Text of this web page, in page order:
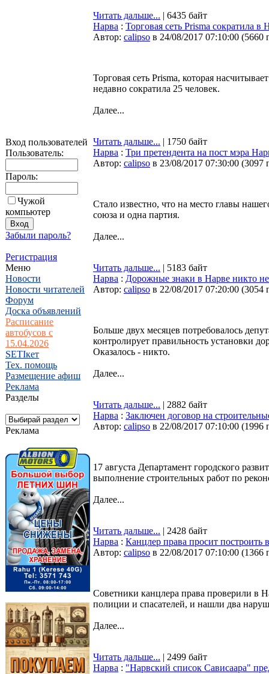
Вход пользователей
Пользователь:
Пароль:
Чужой
компьютер
Забыли пароль?
Регистрация
Меню
Новости
Новости читателей
Форум
Доска объявлений
Расписание
автобусов с
15.04.2026
SETIкет
Тех. помощь
Размещение афиш
Реклама
Разделы
Реклама
Читать дальше... | 6435 байт
Нарва : Торговая сеть Prisma сократила в
Автор: calipso в 24/08/2017 07:10:00 (5660
Торговая сеть Prisma, которая
недавно сократила 25 человек.
Далее...
Читать дальше... | 1750 байт
Нарва : Три претендента на пост мэра
Автор: calipso в 23/08/2017 07:30:00 (3097
Стало известно, что на место главы
союза и одна партия.
Далее...
Читать дальше... | 5183 байт
Нарва : Дорожные знаки в Нарве никто
Автор: calipso в 22/08/2017 07:20:00 (3054
Больше двух месяцев потребовалось
контролирует правильность установки
Оказалось - никто.
Далее...
Читать дальше... | 2882 байт
Нарва : Заключен договор на
Автор: calipso в 22/08/2017 07:10:00 (1996
17 августа Департамент городского
выполнение строительных работ по
Далее...
Читать дальше... | 2428 байт
Нарва : Канцлер права просит
Автор: calipso в 22/08/2017 07:10:00 (1366
Советники канцлера права проверили в
полиции и спасателей, и нашли два
Далее...
Читать дальше... | 2499 байт
Нарва : "Нарвский список Сависаара"